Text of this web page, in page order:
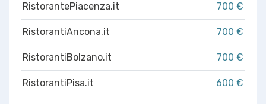
RistorantePiacenza.it 700 €
RistorantiAncona.it 700 €
RistorantiBolzano.it 700 €
RistorantiPisa.it 600 €